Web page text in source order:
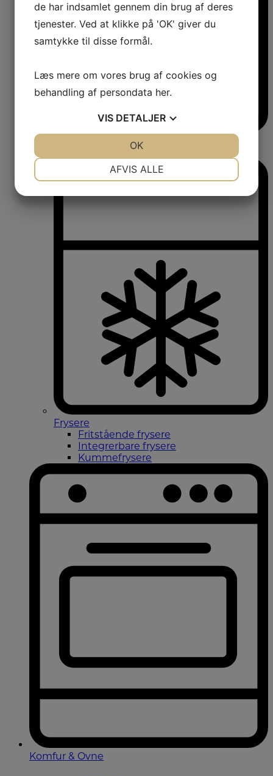
Vinkøleskabe
Frysere
Fritstående frysere
Integrerbare frysere
Kummefrysere
Komfur & Ovne
de har indsamlet gennem din brug af deres
tjenester. Ved at klikke på 'OK' giver du
samtykke til disse formål.
Læs mere om vores brug af cookies og
behandling af persondata her.
VIS DETALJER
AFVIS ALLE
OK